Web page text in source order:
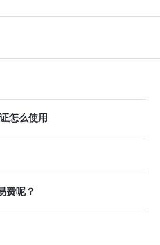
怎么使用
费呢？